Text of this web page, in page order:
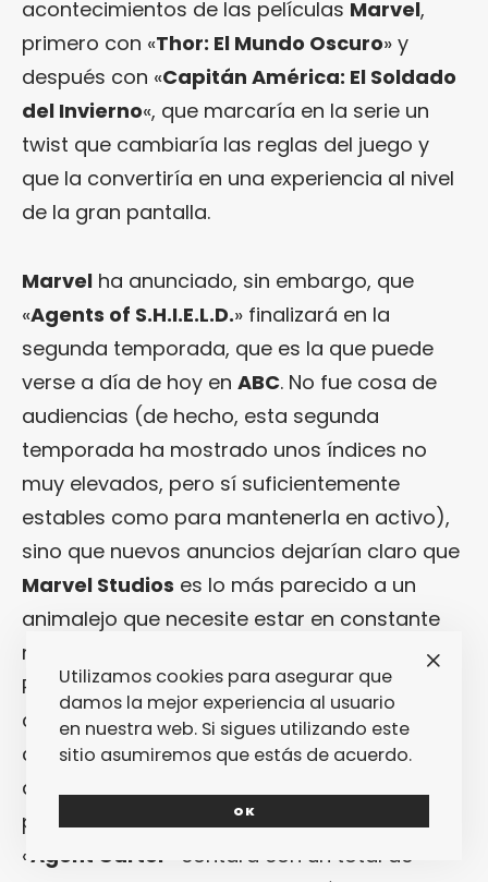
acontecimientos de las películas Marvel,
primero con «Thor: El Mundo Oscuro» y
después con «Capitán América: El Soldado
del Invierno«, que marcaría en la serie un
twist que cambiaría las reglas del juego y
que la convertiría en una experiencia al nivel
de la gran pantalla.
Marvel ha anunciado, sin embargo, que
«Agents of S.H.I.E.L.D.» finalizará en la
segunda temporada, que es la que puede
verse a día de hoy en ABC. No fue cosa de
audiencias (de hecho, esta segunda
temporada ha mostrado unos índices no
muy elevados, pero sí suficientemente
estables como para mantenerla en activo),
sino que nuevos anuncios dejarían claro que
Marvel Studios es lo más parecido a un
animalejo que necesite estar en constante
movimiento para mantener el calor interno…
Primero llegó la noticia de queABCsería la
casa de la nueva serie de Marvel, que se
centraría en laAgente Carter(el primer
amor delCapitán Américay co-
protagonista del primer film del superhéroe):
«Agent Carter
» contará con un total de
Utilizamos cookies para asegurar que
damos la mejor experiencia al usuario
en nuestra web. Si sigues utilizando este
sitio asumiremos que estás de acuerdo.
OK